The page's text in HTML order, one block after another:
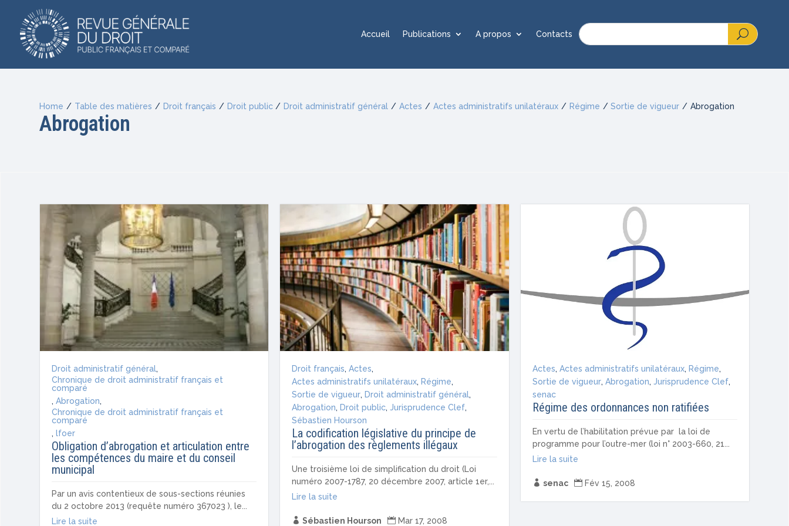
Accueil Publications A propos Contacts
Home / Table des matières / Droit français / Droit public / Droit administratif général / Actes / Actes administratifs unilatéraux / Régime / Sortie de vigueur / Abrogation
Abrogation
Droit administratif général,
Chronique de droit administratif français et
comparé
,Abrogation,
Chronique de droit administratif français et
comparé
, lfoer
Obligation d’abrogation et articulation entre
les compétences du maire et du conseil
municipal
Par un avis contentieux de sous-sections réunies
du 2 octobre 2013 (requête numéro 367023 ), le...
Lire la suite
Droit français,Actes,
Actes administratifs unilatéraux, Régime,
Sortie de vigueur, Droit administratif général,
Abrogation, Droit public,Jurisprudence Clef,
Sébastien Hourson
La codification législative du principe de
l’abrogation des règlements illégaux
Une troisième loi de simplification du droit (Loi
numéro 2007-1787, 20 décembre 2007, article 1er,...
Lire la suite
 Sébastien Hourson  Mar 17, 2008
Actes, Actes administratifs unilatéraux, Régime,
Sortie de vigueur, Abrogation, Jurisprudence Clef,
senac
Régime des ordonnances non ratifiées
En vertu de l’habilitation prévue par la loi de
programme pour l’outre-mer (loi n° 2003-660, 21...
Lire la suite
 senac  Fév 15, 2008